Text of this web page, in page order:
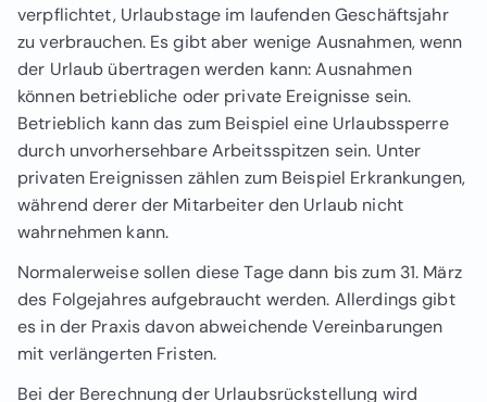
verpflichtet, Urlaubstage im laufenden Geschäftsjahr
zu verbrauchen. Es gibt aber wenige Ausnahmen, wenn
der Urlaub übertragen werden kann: Ausnahmen
können betriebliche oder private Ereignisse sein.
Betrieblich kann das zum Beispiel eine Urlaubssperre
durch unvorhersehbare Arbeitsspitzen sein. Unter
privaten Ereignissen zählen zum Beispiel Erkrankungen,
während derer der Mitarbeiter den Urlaub nicht
wahrnehmen kann.
Normalerweise sollen diese Tage dann bis zum 31. März
des Folgejahres aufgebraucht werden. Allerdings gibt
es in der Praxis davon abweichende Vereinbarungen
mit verlängerten Fristen.
Bei der Berechnung der Urlaubsrückstellung wird